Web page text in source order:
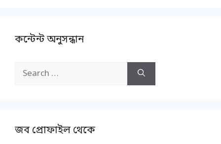
কন্টেন্ট অনুসন্ধান
Search
for:
জব প্রোফাইল থেকে